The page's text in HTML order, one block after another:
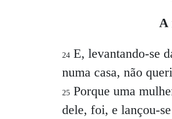
A
24 E, levantando-se
numa casa, não
25 Porque uma
dele, foi, e lançou-se